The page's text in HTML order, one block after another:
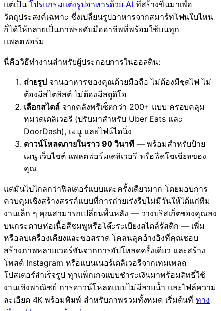
แต่เป็น โปรแกรมแต่งรูปอาหารด้วย AI ที่สร้างขึ้นมาเพื่อ
วัตถุประสงค์เฉพาะ ซึ่งเปลี่ยนรูปอาหารจากสมาร์ทโฟนใบไหน
ก็ได้ให้กลายเป็นภาพระดับมืออาชีพที่พร้อมใช้บนทุก
แพลตฟอร์ม
นี่คือวิธีทำงานสำหรับผู้ประกอบการในออสติน:
ถ่ายรูป จานอาหารของคุณด้วยมือถือ ไม่ต้องมีชุดไฟ ไม่
ต้องมีสไตลิสต์ ไม่ต้องมีสตูดิโอ
เลือกสไตล์ จากคลังพรีเซ็ตกว่า 200+ แบบ ครอบคลุม
หมวดเดลิเวอรี (ปรับมาสำหรับ Uber Eats และ
DoorDash), เมนู และไฟน์ไดนิ่ง
ดาวน์โหลดภายในราว 90 วินาที — พร้อมสำหรับป้าย
เมนู เว็บไซต์ แพลตฟอร์มเดลิเวอรี หรือฟีดโซเชียลของ
คุณ
แต่มันไปไกลกว่าฟิลเตอร์แบบแตะครั้งเดียวมาก โดยมอบการ
ควบคุมเชิงสร้างสรรค์แบบที่การถ่ายเร่งรีบไม่มีวันให้ได้แก่ทีม
งานเล็ก ๆ คุณสามารถเปลี่ยนพื้นหลัง — วางบริสเก็ตของคุณลง
บนกระดาษห่อเนื้อสีชมพูหรือโต๊ะระเบียงสไตล์รัสติก — เพิ่ม
หรือลบเครื่องเคียงและซอสราด โคลนลุคอ้างอิงที่คุณชอบ
สร้างภาพหลายเวอร์ชันจากการอัปโหลดครั้งเดียว และสร้าง
โพสต์ Instagram หรือแบนเนอร์เดลิเวอรีจากเทมเพลต
โปสเตอร์สำเร็จรูป ทุกแพ็กเกจแบบชำระเงินมาพร้อมสิทธิ์ใช้
งานเชิงพาณิชย์ การดาวน์โหลดแบบไม่มีลายน้ำ และไฟล์ความ
ละเอียด 4K พร้อมพิมพ์ สำหรับภาพรวมทั้งหมด เริ่มต้นที่ ทาง